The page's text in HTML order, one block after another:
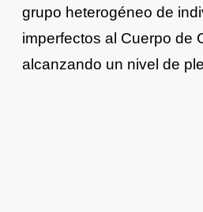
grupo heterogéneo de
imperfectos al Cuerpo de
alcanzando un nivel de